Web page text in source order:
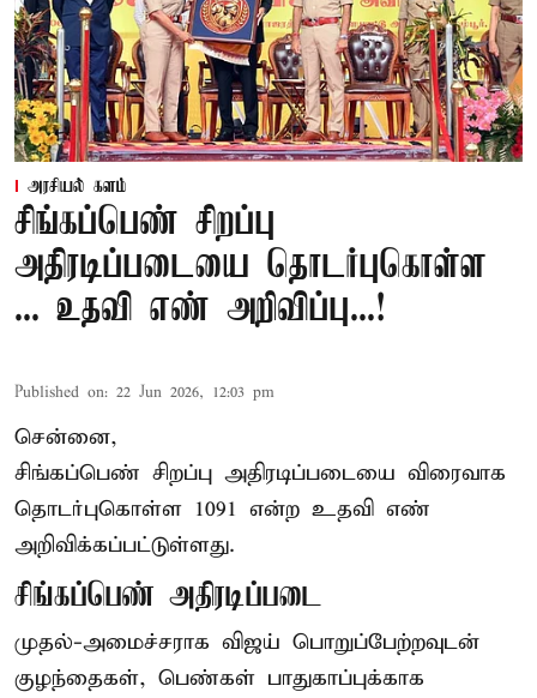
அரசியல் களம்
சிங்கப்பெண் சிறப்பு
அதிரடிப்படையை தொடர்புகொள்ள
... உதவி எண் அறிவிப்பு...!
Published on: 22 Jun 2026, 12:03 pm
சென்னை,
சிங்கப்பெண் சிறப்பு அதிரடிப்படையை விரைவாக
தொடர்புகொள்ள 1091 என்ற உதவி எண்
அறிவிக்கப்பட்டுள்ளது.
சிங்கப்பெண் அதிரடிப்படை
முதல்-அமைச்சராக விஜய் பொறுப்பேற்றவுடன்
குழந்தைகள், பெண்கள் பாதுகாப்புக்காக